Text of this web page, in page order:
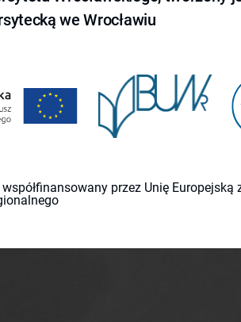
we Wrocławiu
przez Unię Europejską